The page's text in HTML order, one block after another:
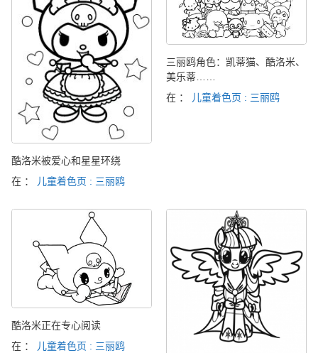
酷洛米被爱心和星星环绕
在 ：
儿童着色页 : 三丽鸥
三丽鸥角色：凯蒂猫、酷洛米、
美乐蒂……
在 ：
儿童着色页 : 三丽鸥
酷洛米正在专心阅读
在 ：
儿童着色页 : 三丽鸥